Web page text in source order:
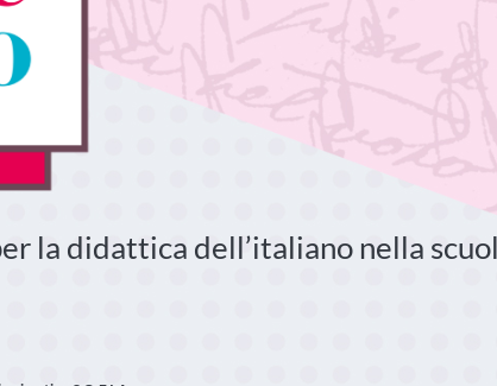
la didattica dell’italiano nella